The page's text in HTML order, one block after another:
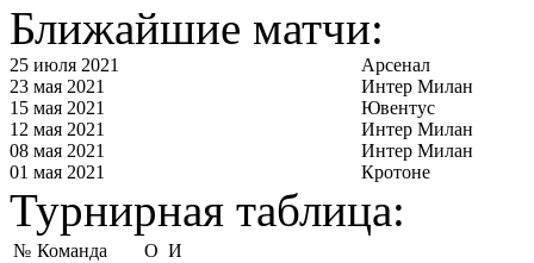
Ближайшие матчи:
25 июля 2021
Арсенал
23 мая 2021
Интер Милан
15 мая 2021
Ювентус
12 мая 2021
Интер Милан
08 мая 2021
Интер Милан
01 мая 2021
Кротоне
Турнирная таблица:
№ Команда О И